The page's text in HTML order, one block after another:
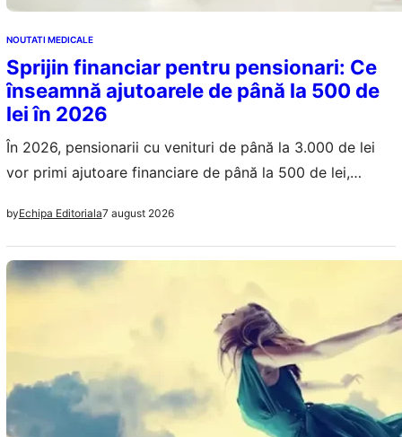
NOUTATI MEDICALE
Sprijin financiar pentru pensionari: Ce
înseamnă ajutoarele de până la 500 de
lei în 2026
În 2026, pensionarii cu venituri de până la 3.000 de lei
vor primi ajutoare financiare de până la 500 de lei,
sprijin.
byEchipa Editoriala7 august 2026